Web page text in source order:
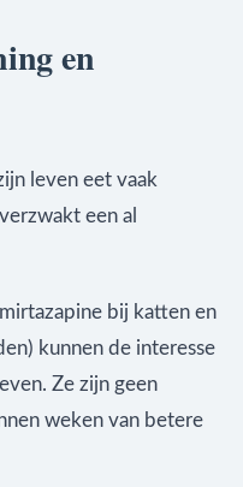
en
leven eet vaak
een al
bij katten en
kunnen de interesse
Ze zijn geen
weken van betere